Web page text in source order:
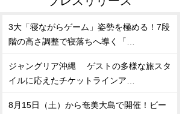
3大「寝ながらゲーム」姿勢を極める！7段
階の高さ調整で寝落ちへ導く「…
ジャングリア沖縄 ゲストの多様な旅スタ
イルに応えたチケットラインア…
8月15日（土）から奄美大島で開催！ビー